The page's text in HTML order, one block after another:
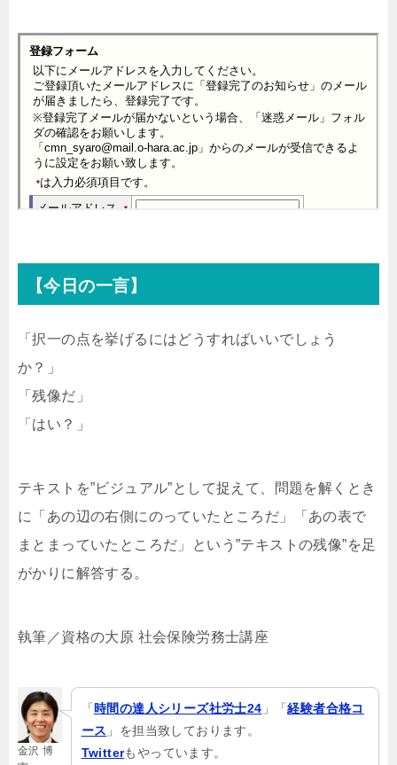
【今日の一言】
「択一の点を挙げるにはどうすればいいでしょう
か？」
「残像だ」
「はい？」
テキストを”ビジュアル”として捉えて、問題を解くとき
に「あの辺の右側にのっていたところだ」「あの表で
まとまっていたところだ」という”テキストの残像”を足
がかりに解答する。
執筆／資格の大原 社会保険労務士講座
金沢 博
「 時間の達人シリーズ社労士24 」「経験者合格コ
ース 」を担当致しております。
Twitterもやっています。